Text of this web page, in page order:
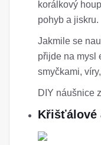
korálkový
pohyb a jiskru.
Jakmile se
přijde na mysl
smyčkami,
DIY náušnice
Křišťálové